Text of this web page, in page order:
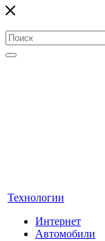
Технологии
Интернет
Автомобили